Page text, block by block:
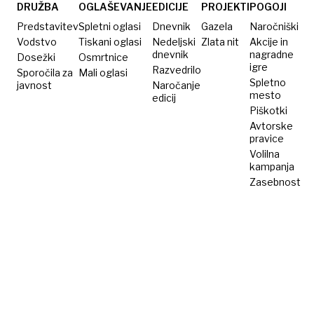
dejansko
umrlo
za
Putina?
DRUŽBA
Predstavitev
Vodstvo
Dosežki
Sporočila za
javnost
OGLAŠEVANJE
Spletni oglasi
Tiskani oglasi
Osmrtnice
Mali oglasi
EDICIJE
Dnevnik
Nedeljski
dnevnik
Razvedrilo
Naročanje
edicij
PROJEKTI
Gazela
Zlata nit
POGOJI
Naročniški
Akcije in
nagradne
igre
Spletno
mesto
Piškotki
Avtorske
pravice
Volilna
kampanja
Zasebnost